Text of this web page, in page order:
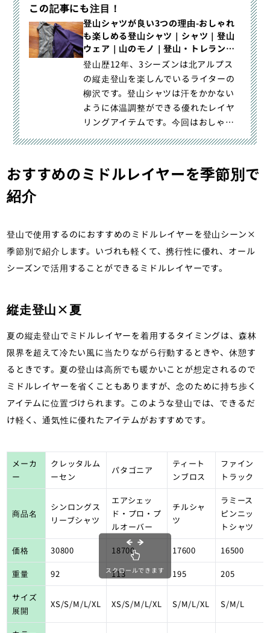
この記事にも注目！
登山シャツが良い3つの理由-おしゃれ
も楽しめる登山シャツ｜シャツ｜登山
ウェア｜山のモノ｜登山・トレラン・
山スキーマガジン「山旅旅」
登山歴12年、3シーズンは北アルプス
の縦走登山を楽しんでいるライターの
柳沢です。登山シャツは汗をかかない
ように体温調整ができる優れたレイヤ
リングアイテムです。今回はおしゃれ
も楽しめるデザイン性と機能性｜登山
しめる登山シャツ｜登山・トレラン・
山スキーマガジン「山旅旅」の「シャ
おすすめのミドルレイヤーを季節別で
紹介
登山で使用するのにおすすめのミドルレイヤーを登山シーン×
季節別で紹介します。いづれも軽くて、携行性に優れ、オール
シーズンで活用することができるミドルレイヤーです。
縦走登山×夏
夏の縦走登山でミドルレイヤーを着用するタイミングは、森林
限界を超えて冷たい風に当たりながら行動するときや、休憩す
るときです。夏の登山は高所でも暖かいことが想定されるので
ミドルレイヤーを省くこともありますが、念のために持ち歩く
アイテムに位置づけられます。このような登山では、できるだ
け軽く、通気性に優れたアイテムがおすすめです。
メーカ
ー
クレッタルム
ーセン
パタゴニア
ティート
ンブロス
ファイン
トラック
商品名
シンロングス
リーブシャツ
エアシェッ
ド・プロ・プ
ルオーバー
チルシャ
ツ
ラミース
ピンニッ
トシャツ
価格 30800 18700 17600 16500
重量 92 113 195 205
サイズ
展開
XS/S/M/L/XL XS/S/M/L/XL S/M/L/XL S/M/L
スクロールできます